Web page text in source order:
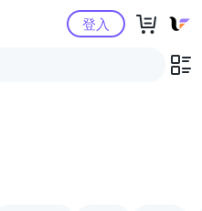
Yahoo購物中心登入